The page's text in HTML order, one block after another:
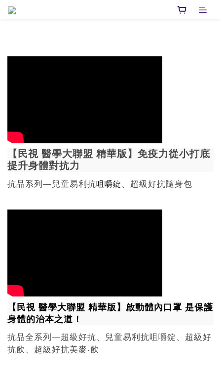
【民視 醫學大聯盟 精華版】免疫力從小打底
提升身體對抗力
抗品系列—兒童易利抗咀嚼錠、超級好抗隨身包
【民視 醫學大聯盟 精華版】啟動體內口罩 是保護
身體的治本之道！
抗品全系列—超級好抗、兒童易利抗咀嚼錠、超級好
抗飲、超級好抗美麥‧飲